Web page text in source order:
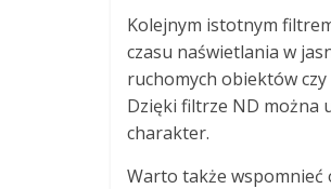
Kolejnym istotnym
czasu naświetlania w
ruchomych obiektów
Dzięki filtrze ND można
charakter.
Warto także wspomnieć